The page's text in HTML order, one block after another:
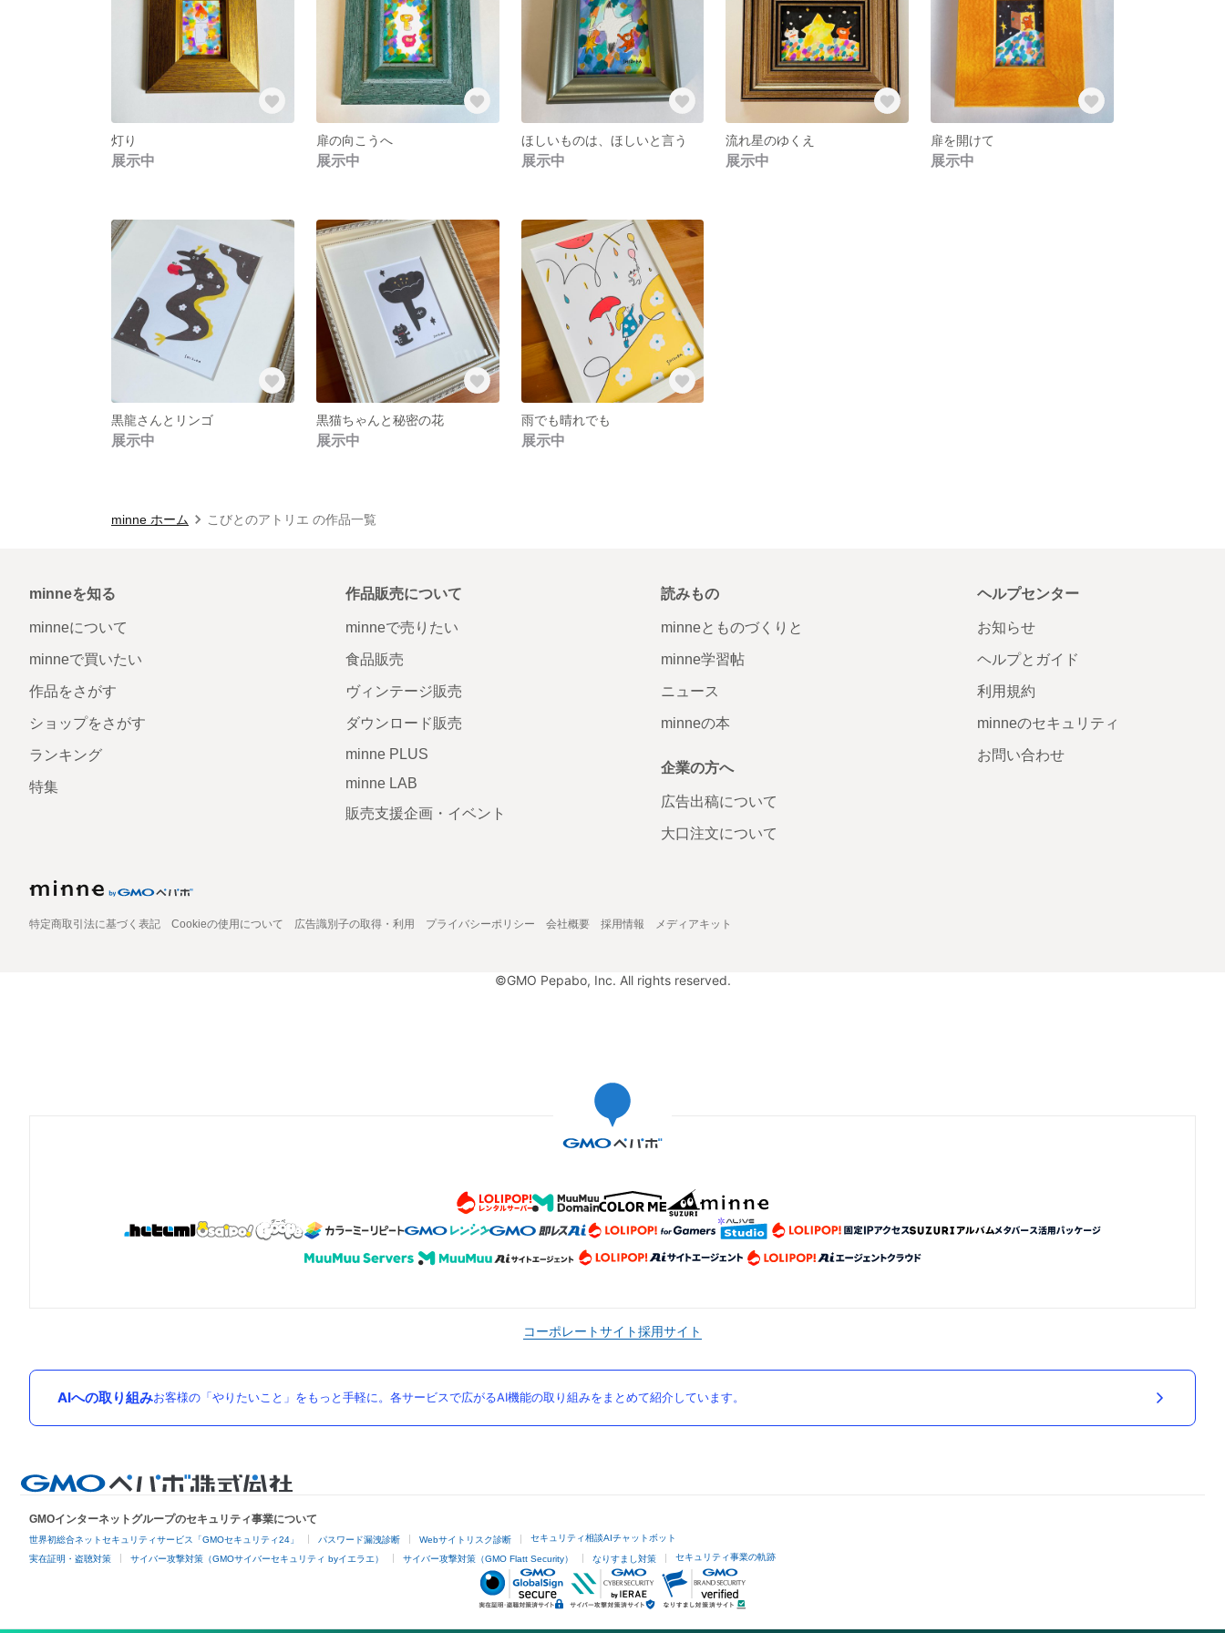
灯り
展示中
扉の向こうへ
展示中
ほしいものは、ほしいと言う
展示中
流れ星のゆくえ
展示中
扉を開けて
展示中
黒龍さんとリンゴ
展示中
黒猫ちゃんと秘密の花
展示中
雨でも晴れでも
展示中
minne ホーム こびとのアトリエ の作品一覧
minneを知る
minneについて
minneで買いたい
作品をさがす
ショップをさがす
ランキング
特集
作品販売について
minneで売りたい
食品販売
ヴィンテージ販売
ダウンロード販売
minne PLUS
minne LAB
販売支援企画・イベント
読みもの
minneとものづくりと
minne学習帖
ニュース
minneの本
企業の方へ
広告出稿について
大口注文について
ヘルプセンター
お知らせ
ヘルプとガイド
利用規約
minneのセキュリティ
お問い合わせ
特定商取引法に基づく表記 Cookieの使用について 広告識別子の取得・利用 プライバシーポリシー 会社概要 採用情報 メディアキット
©GMO Pepabo, Inc. All rights reserved.
コーポレートサイト採用サイト
AIへの取り組みお客様の「やりたいこと」をもっと手軽に。各サービスで広がるAI機能の取り組みをまとめて紹介しています。
GMOインターネットグループのセキュリティ事業について
世界初総合ネットセキュリティサービス「GMOセキュリティ24」 パスワード漏洩診断 Webサイトリスク診断 セキュリティ相談AIチャットボット
実在証明・盗聴対策 サイバー攻撃対策（GMOサイバーセキュリティ byイエラエ） サイバー攻撃対策（GMO Flatt Security） なりすまし対策 セキュリティ事業の軌跡